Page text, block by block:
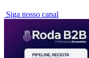
Siga nosso canal